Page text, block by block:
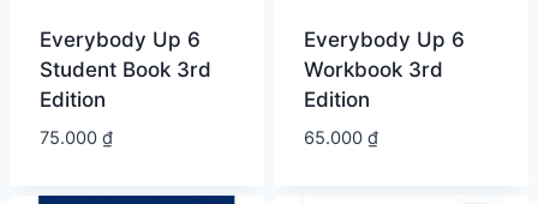
Everybody Up 6
Student Book 3rd
Edition
75.000 ₫
Everybody Up 6
Workbook 3rd
Edition
65.000 ₫